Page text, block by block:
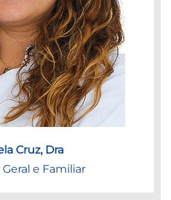
Cruz, Dra
e Familiar